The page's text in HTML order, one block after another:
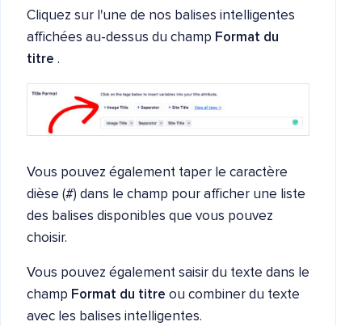
Cliquez sur l'une de nos balises intelligentes
affichées au-dessus du champ Format du
titre .
Vous pouvez également taper le caractère
dièse (#) dans le champ pour afficher une liste
des balises disponibles que vous pouvez
choisir.
Vous pouvez également saisir du texte dans le
champ Format du titre ou combiner du texte
avec les balises intelligentes.